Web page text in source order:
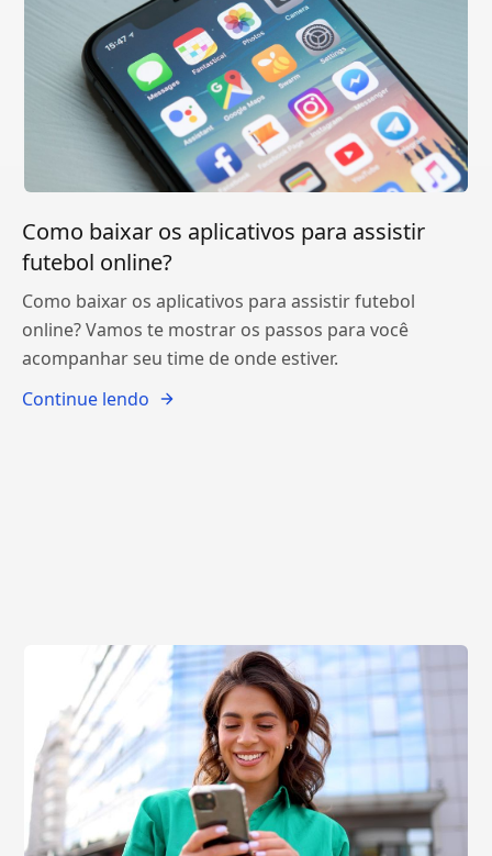
Como baixar os aplicativos para assistir
futebol online?
Como baixar os aplicativos para assistir futebol
online? Vamos te mostrar os passos para você
acompanhar seu time de onde estiver.
Continue lendo